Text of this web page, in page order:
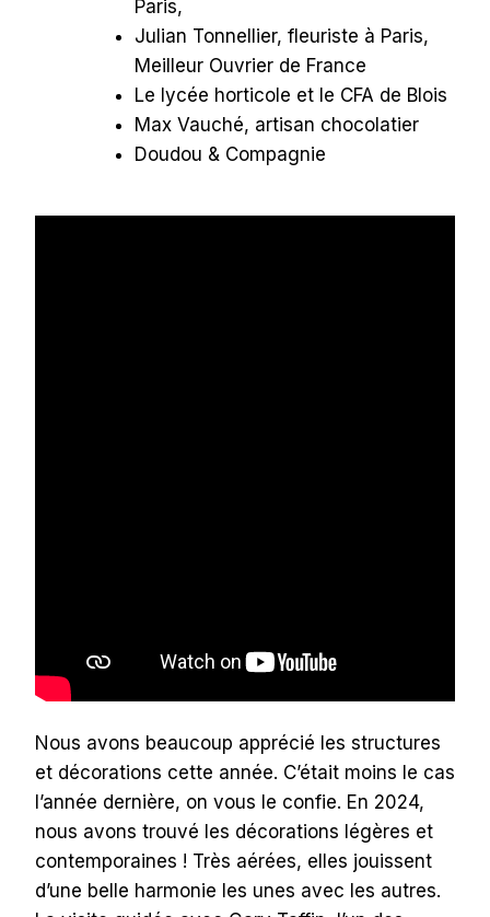
Paris,
Julian Tonnellier, fleuriste à Paris,
Meilleur Ouvrier de France
Le lycée horticole et le CFA de Blois
Max Vauché, artisan chocolatier
Doudou & Compagnie
Nous avons beaucoup apprécié les structures
et décorations cette année. C’était moins le cas
l’année dernière, on vous le confie. En 2024,
nous avons trouvé les décorations légères et
contemporaines ! Très aérées, elles jouissent
d’une belle harmonie les unes avec les autres.